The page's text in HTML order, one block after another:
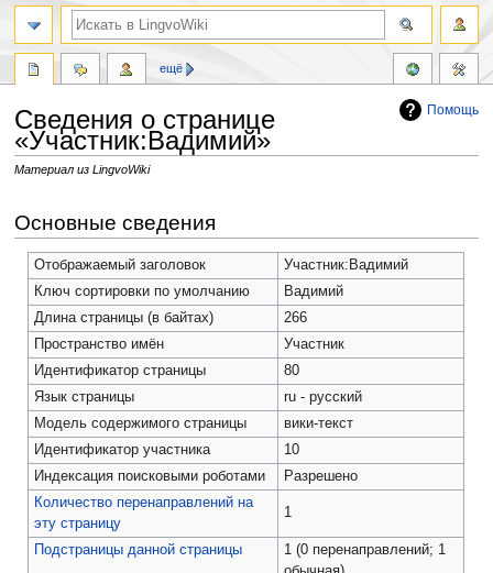
Помощь
Сведения о странице
«Участник:Вадимий»
Материал из LingvoWiki
ккОсновные сведения
Отображаемый заголовок
Участник:Вадимий
Ключ сортировки по умолчанию
Вадимий
Длина страницы (в байтах)
266
Пространство имён
Участник
Идентификатор страницы
80
Язык страницы
ru - русский
Модель содержимого страницы
вики-текст
Идентификатор участника
10
Индексация поисковыми роботами
Разрешено
Количество перенаправлений на
эту страницу
1
Подстраницы данной страницы
1 (0 перенаправлений; 1
ещё